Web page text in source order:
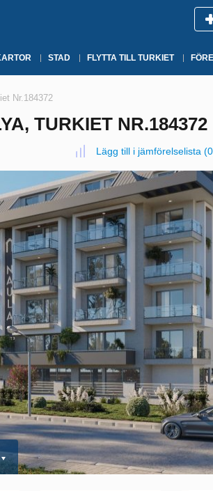
STAD FLYTTA TILL TURKIET
Nr.184372
TURKIET NR.184372
Lägg till i jämförelselista (0